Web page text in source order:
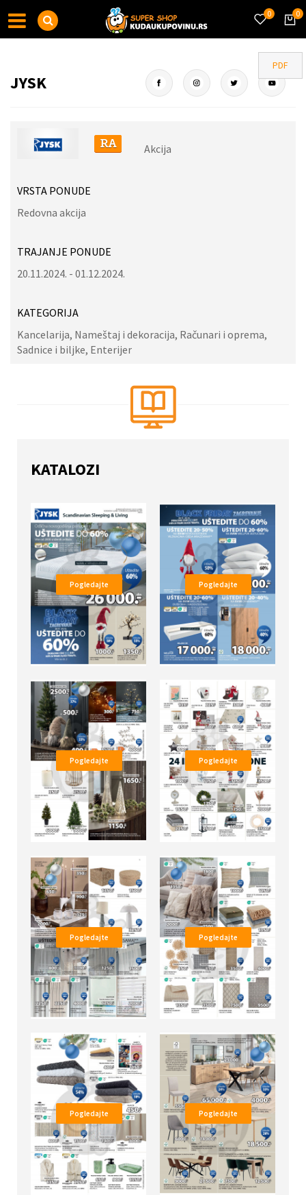
0
0
JYSK
Akcija
PDF
VRSTA PONUDE
Redovna akcija
TRAJANJE PONUDE
20.11.2024. - 01.12.2024.
KATEGORIJA
Kancelarija, Nameštaj i dekoracija, Računari i oprema,
Sadnice i biljke, Enterijer
KATALOZI
Pogledajte Pogledajte
Pogledajte Pogledajte
Pogledajte Pogledajte
Pogledajte Pogledajte